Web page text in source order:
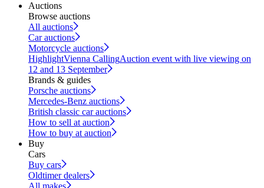
Auctions
Browse auctions
All auctions
Car auctions
Motorcycle auctions
HighlightVienna CallingAuction event with live viewing on
12 and 13 September
Brands & guides
Porsche auctions
Mercedes-Benz auctions
British classic car auctions
How to sell at auction
How to buy at auction
Buy
Cars
Buy cars
Oldtimer dealers
All makes